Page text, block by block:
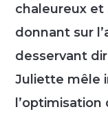
chaleureux et
donnant sur
desservant
Juliette mêle